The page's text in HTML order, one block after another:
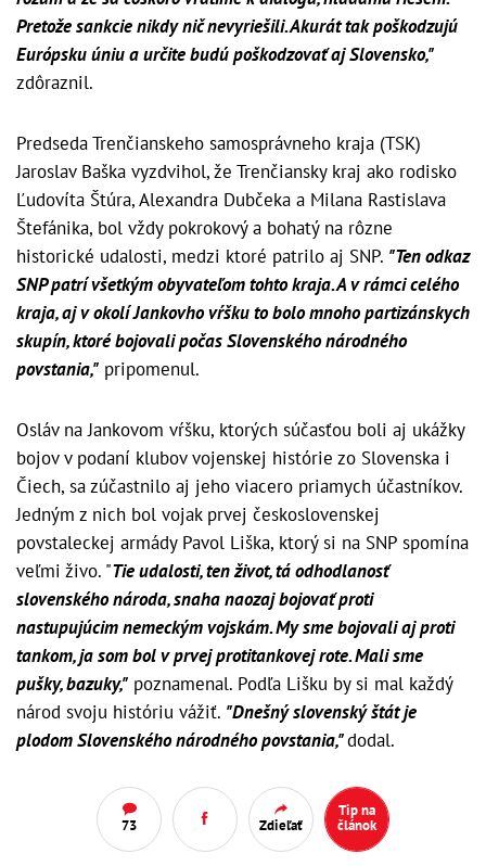
Pretože sankcie nikdy nič nevyriešili. Akurát tak poškodzujú
Európsku úniu a určite budú poškodzovať aj Slovensko,"
zdôraznil.
Predseda Trenčianskeho samosprávneho kraja (TSK)
Jaroslav Baška vyzdvihol, že Trenčiansky kraj ako rodisko
Ľudovíta Štúra, Alexandra Dubčeka a Milana Rastislava
Štefánika, bol vždy pokrokový a bohatý na rôzne
historické udalosti, medzi ktoré patrilo aj SNP. "Ten odkaz
SNP patrí všetkým obyvateľom tohto kraja. A v rámci celého
kraja, aj v okolí Jankovho vŕšku to bolo mnoho partizánskych
skupín, ktoré bojovali počas Slovenského národného
povstania," pripomenul.
Osláv na Jankovom vŕšku, ktorých súčasťou boli aj ukážky
bojov v podaní klubov vojenskej histórie zo Slovenska i
Čiech, sa zúčastnilo aj jeho viacero priamych účastníkov.
Jedným z nich bol vojak prvej československej
povstaleckej armády Pavol Liška, ktorý si na SNP spomína
veľmi živo. "Tie udalosti, ten život, tá odhodlanosť
slovenského národa, snaha naozaj bojovať proti
nastupujúcim nemeckým vojskám. My sme bojovali aj proti
tankom, ja som bol v prvej protitankovej rote. Mali sme
pušky, bazuky," poznamenal. Podľa Lišku by si mal každý
národ svoju históriu vážiť. "Dnešný slovenský štát je
plodom Slovenského národného povstania,"dodal.
73 Zdieľať
Tip na
článok